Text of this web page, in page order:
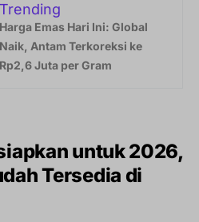
Trending
Harga Emas Hari Ini: Global
Naik, Antam Terkoreksi ke
Rp2,6 Juta per Gram
untuk 2026,
Tersedia di